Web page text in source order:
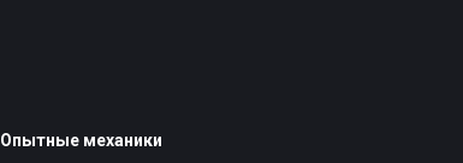
Опытные механики